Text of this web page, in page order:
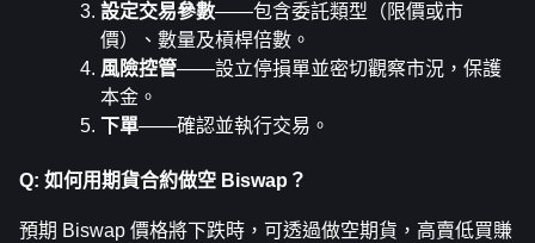
設定交易參數——包含委託類型（限價或市
價）、數量及槓桿倍數。
風險控管——設立停損單並密切觀察市況，保護
本金。
下單——確認並執行交易。
Q: 如何用期貨合約做空 Biswap？
預期 Biswap 價格將下跌時，可透過做空期貨，高賣低買賺